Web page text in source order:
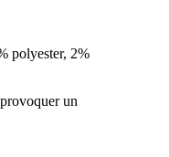
polyester, 2%
un